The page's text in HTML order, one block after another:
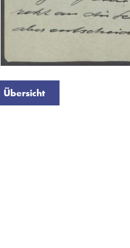
Übersicht